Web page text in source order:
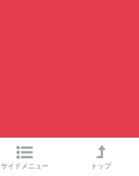
サイドメニュー トップ